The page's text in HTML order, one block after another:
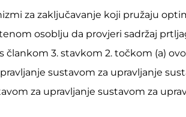
za zaključavanje koji pružaju
osoblju da provjeri sadržaj
3. stavkom 2. točkom (a)
sustavom za upravljanje
za upravljanje sustavom za